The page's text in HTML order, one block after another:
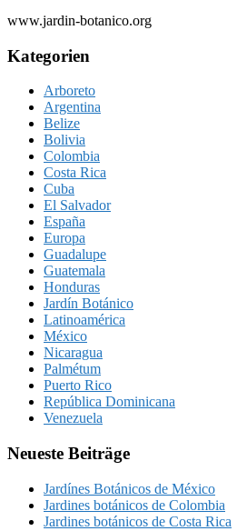
www.jardin-botanico.org
Kategorien
Arboreto
Argentina
Belize
Bolivia
Colombia
Costa Rica
Cuba
El Salvador
España
Europa
Guadalupe
Guatemala
Honduras
Jardín Botánico
Latinoamérica
México
Nicaragua
Palmétum
Puerto Rico
República Dominicana
Venezuela
Neueste Beiträge
Jardínes Botánicos de México
Jardines botánicos de Colombia
Jardines botánicos de Costa Rica